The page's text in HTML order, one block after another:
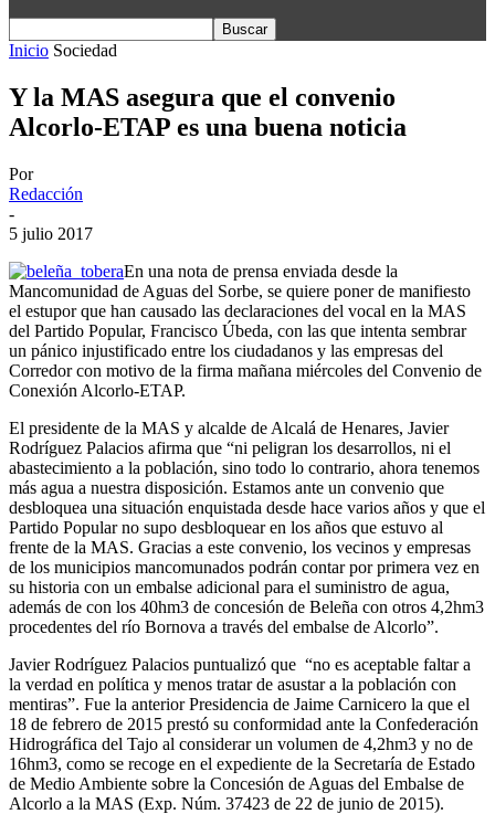
Inicio Sociedad
Y la MAS asegura que el convenio
Alcorlo-ETAP es una buena noticia
Por
Redacción
-
5 julio 2017
En una nota de prensa enviada desde la
Mancomunidad de Aguas del Sorbe, se quiere poner de manifiesto
el estupor que han causado las declaraciones del vocal en la MAS
del Partido Popular, Francisco Úbeda, con las que intenta sembrar
un pánico injustificado entre los ciudadanos y las empresas del
Corredor con motivo de la firma mañana miércoles del Convenio de
Conexión Alcorlo-ETAP.
El presidente de la MAS y alcalde de Alcalá de Henares, Javier
Rodríguez Palacios afirma que “ni peligran los desarrollos, ni el
abastecimiento a la población, sino todo lo contrario, ahora tenemos
más agua a nuestra disposición. Estamos ante un convenio que
desbloquea una situación enquistada desde hace varios años y que el
Partido Popular no supo desbloquear en los años que estuvo al
frente de la MAS. Gracias a este convenio, los vecinos y empresas
de los municipios mancomunados podrán contar por primera vez en
su historia con un embalse adicional para el suministro de agua,
además de con los 40hm3 de concesión de Beleña con otros 4,2hm3
procedentes del río Bornova a través del embalse de Alcorlo”.
Javier Rodríguez Palacios puntualizó que “no es aceptable faltar a
la verdad en política y menos tratar de asustar a la población con
mentiras”. Fue la anterior Presidencia de Jaime Carnicero la que el
18 de febrero de 2015 prestó su conformidad ante la Confederación
Hidrográfica del Tajo al considerar un volumen de 4,2hm3 y no de
16hm3, como se recoge en el expediente de la Secretaría de Estado
de Medio Ambiente sobre la Concesión de Aguas del Embalse de
Alcorlo a la MAS (Exp. Núm. 37423 de 22 de junio de 2015).